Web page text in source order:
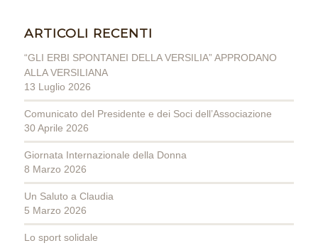
ARTICOLI RECENTI
“GLI ERBI SPONTANEI DELLA VERSILIA” APPRODANO
ALLA VERSILIANA
13 Luglio 2026
Comunicato del Presidente e dei Soci dell’Associazione
30 Aprile 2026
Giornata Internazionale della Donna
8 Marzo 2026
Un Saluto a Claudia
5 Marzo 2026
Lo sport solidale